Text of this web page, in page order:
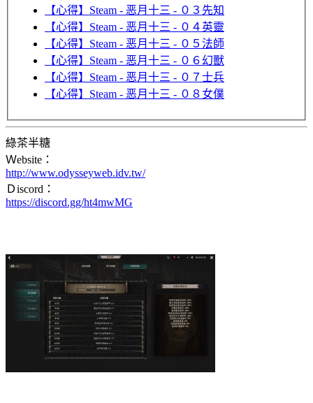
【心得】Steam - 恶月十三 - ０３先知
【心得】Steam - 恶月十三 - ０４英靈
【心得】Steam - 恶月十三 - ０５法師
【心得】Steam - 恶月十三 - ０６幻獸
【心得】Steam - 恶月十三 - ０７士兵
【心得】Steam - 恶月十三 - ０８女僕
綠茶半糖
Ｗebsite：
http://www.odysseyweb.idv.tw/
Ｄiscord：
https://discord.gg/ht4mwMG